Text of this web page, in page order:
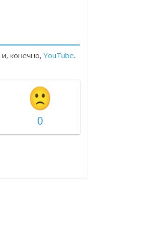
и, конечно, YouTube.
0